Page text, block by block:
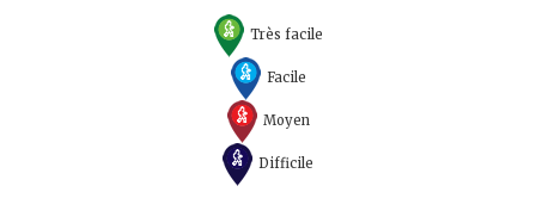
Très facile
Facile
Moyen
Difficile